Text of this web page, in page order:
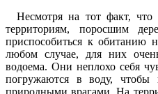
Несмотря на тот факт, что
территориям, поросшим
приспособиться к обитанию
любом случае, для них
водоема. Они неплохо себя
погружаются в воду, чтобы